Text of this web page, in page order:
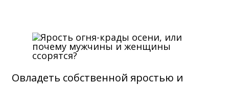
Овладеть собственной яростью и